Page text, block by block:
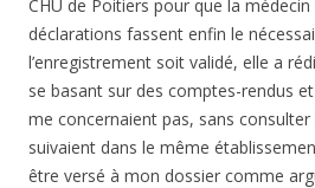
CHU de Poitiers pour que la
déclarations fassent enfin le
l’enregistrement soit validé, elle a
se basant sur des comptes-rendus
me concernaient pas, sans
suivaient dans le même
être versé à mon dossier comme